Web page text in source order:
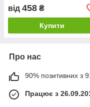
від 458 ₴
Купити
Про нас
90% позитивних з
Працює з